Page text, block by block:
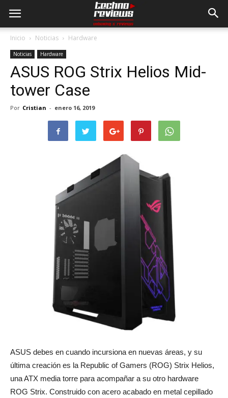
Inicio Noticias Hardware
Noticias Hardware
ASUS ROG Strix Helios Mid-
tower Case
Por Cristian - enero 16, 2019
ASUS debes en cuando incursiona en nuevas áreas, y su
última creación es la Republic of Gamers (ROG) Strix Helios,
una ATX media torre para acompañar a su otro hardware
ROG Strix. Construido con acero acabado en metal cepillado